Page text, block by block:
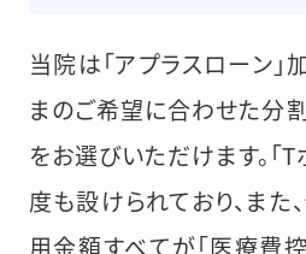
当院は「アプラスローン」
まのご希望に合わせた分
をお選びいただけます。「
度も設けられており、また
用金額すべてが「医療費